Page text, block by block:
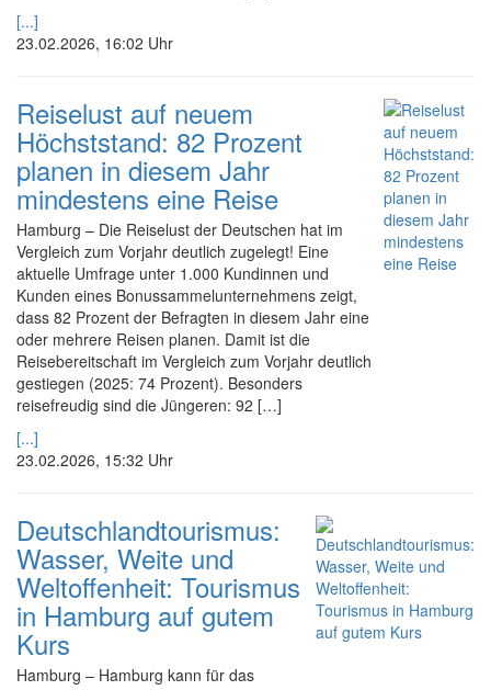
[...]
23.02.2026, 16:02 Uhr
Reiselust auf neuem
Höchststand: 82 Prozent
planen in diesem Jahr
mindestens eine Reise
Hamburg – Die Reiselust der Deutschen hat im
Vergleich zum Vorjahr deutlich zugelegt! Eine
aktuelle Umfrage unter 1.000 Kundinnen und
Kunden eines Bonussammelunternehmens zeigt,
dass 82 Prozent der Befragten in diesem Jahr eine
oder mehrere Reisen planen. Damit ist die
Reisebereitschaft im Vergleich zum Vorjahr deutlich
gestiegen (2025: 74 Prozent). Besonders
reisefreudig sind die Jüngeren: 92 […]
[...]
23.02.2026, 15:32 Uhr
Deutschlandtourismus:
Wasser, Weite und
Weltoffenheit: Tourismus
in Hamburg auf gutem
Kurs
Hamburg – Hamburg kann für das